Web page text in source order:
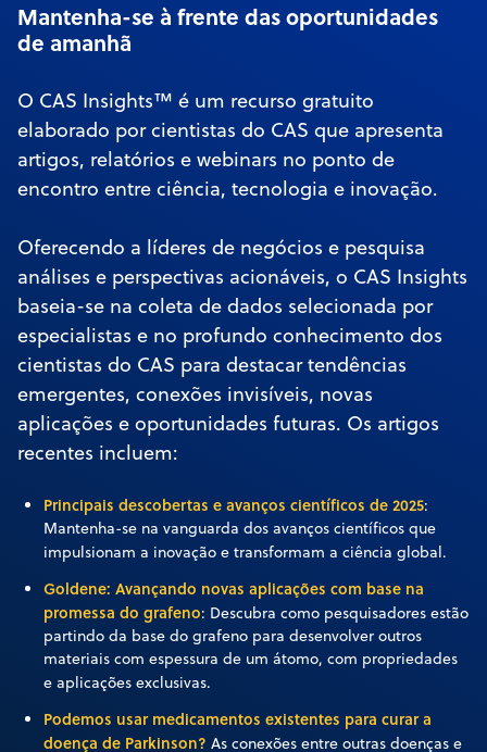
Mantenha-se à frente das oportunidades
de amanhã
O CAS Insights™ é um recurso gratuito
elaborado por cientistas do CAS que apresenta
artigos, relatórios e webinars no ponto de
encontro entre ciência, tecnologia e inovação.
Oferecendo a líderes de negócios e pesquisa
análises e perspectivas acionáveis, o CAS Insights
baseia-se na coleta de dados selecionada por
especialistas e no profundo conhecimento dos
cientistas do CAS para destacar tendências
emergentes, conexões invisíveis, novas
aplicações e oportunidades futuras. Os artigos
recentes incluem:
Principais descobertas e avanços científicos de 2025:
Mantenha-se na vanguarda dos avanços científicos que
impulsionam a inovação e transformam a ciência global.
Goldene: Avançando novas aplicações com base na
promessa do grafeno: Descubra como pesquisadores estão
partindo da base do grafeno para desenvolver outros
materiais com espessura de um átomo, com propriedades
e aplicações exclusivas.
Podemos usar medicamentos existentes para curar a
doença de Parkinson? As conexões entre outras doenças e